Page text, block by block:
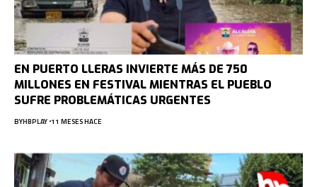
EN PUERTO LLERAS INVIERTE MÁS DE 750
MILLONES EN FESTIVAL MIENTRAS EL PUEBLO
SUFRE PROBLEMÁTICAS URGENTES
BYHBPLAY 11 MESES HACE